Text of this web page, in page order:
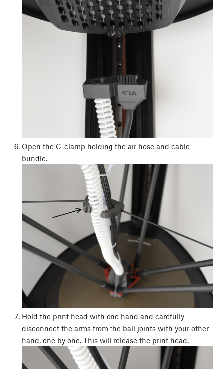
Open the C-clamp holding the air hose and cable
bundle.
Hold the print head with one hand and carefully
disconnect the arms from the ball joints with your other
hand, one by one. This will release the print head.